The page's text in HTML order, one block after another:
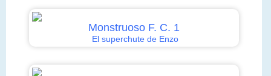
Monstruoso F. C. 1
El superchute de Enzo